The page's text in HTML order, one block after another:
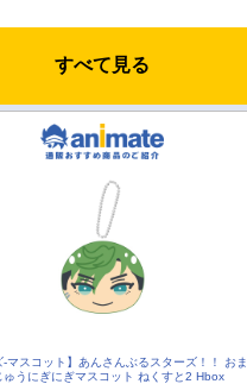
すべて見る
-マスコット】あんさんぶるスターズ！！ おま
ゅうにぎにぎマスコット ねくすと2 Hbox